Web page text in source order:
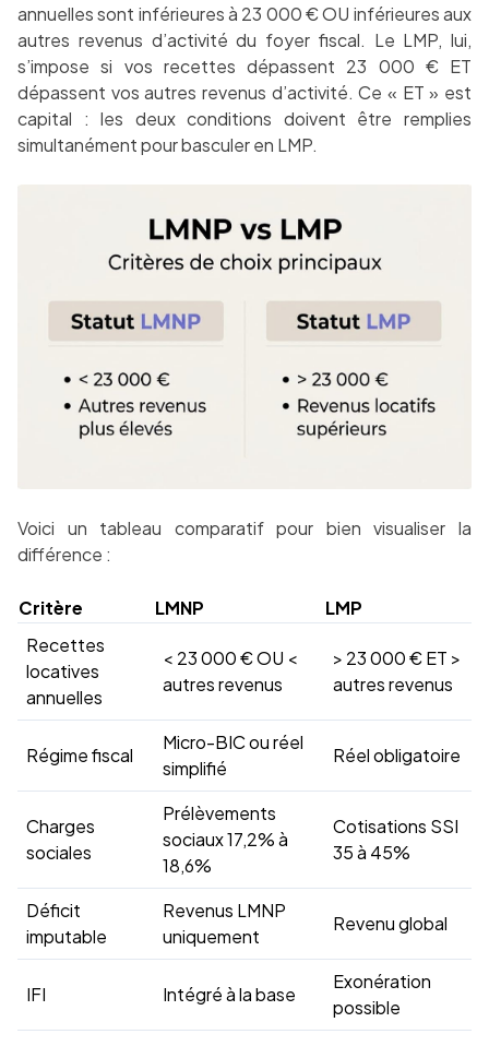
annuelles sont inférieures à 23 000 € OU inférieures aux
autres revenus d’activité du foyer fiscal. Le LMP, lui,
s’impose si vos recettes dépassent 23 000 € ET
dépassent vos autres revenus d’activité. Ce « ET » est
capital : les deux conditions doivent être remplies
simultanément pour basculer en LMP.
Voici un tableau comparatif pour bien visualiser la
différence :
Critère LMNP
LMP
Recettes
locatives
annuelles
< 23 000 € OU <
autres revenus
> 23 000 € ET >
autres revenus
Régime fiscal
Micro-BIC ou réel
simplifié
Réel obligatoire
Charges
sociales
Prélèvements
sociaux 17,2% à
18,6%
Cotisations SSI
35 à 45%
Déficit
imputable
Revenus LMNP
uniquement
Revenu global
IFI Intégré à la base
Exonération
possible